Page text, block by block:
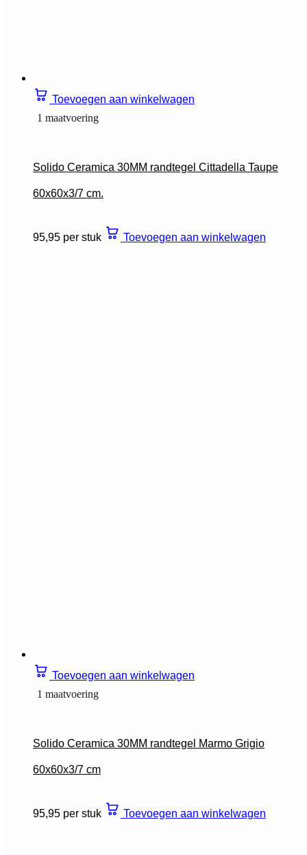
Toevoegen aan winkelwagen
1 maatvoering
Solido Ceramica 30MM randtegel Cittadella Taupe
60x60x3/7 cm.
95,95 per stuk Toevoegen aan winkelwagen
Toevoegen aan winkelwagen
1 maatvoering
Solido Ceramica 30MM randtegel Marmo Grigio
60x60x3/7 cm
95,95 per stuk Toevoegen aan winkelwagen